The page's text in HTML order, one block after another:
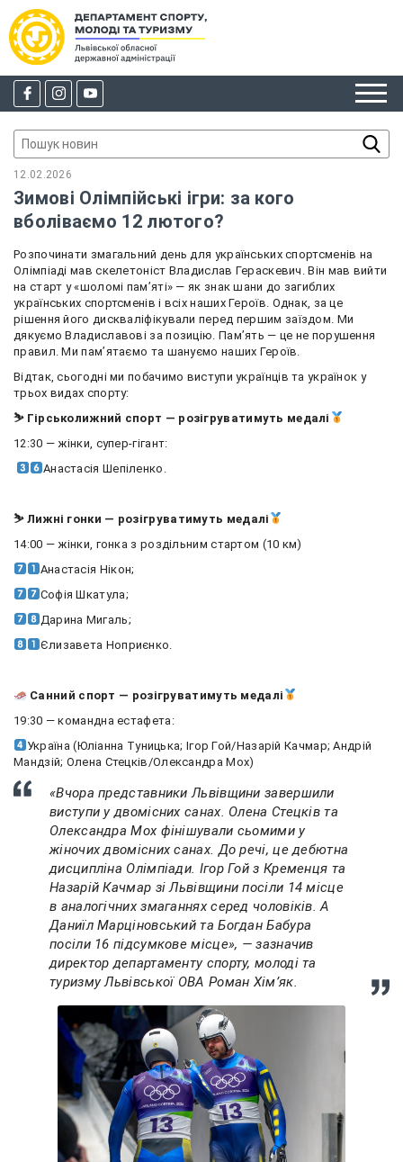
12.02.2026
Зимові Олімпійські ігри: за кого
вболіваємо 12 лютого?
Розпочинати змагальний день для українських спортсменів на
Олімпіаді мав скелетоніст Владислав Гераскевич. Він мав вийти
на старт у «шоломі пам’яті» — як знак шани до загиблих
українських спортсменів і всіх наших Героїв. Однак, за це
рішення його дискваліфікували перед першим заїздом. Ми
дякуємо Владиславові за позицію. Пам’ять — це не порушення
правил. Ми памʼятаємо та шануємо наших Героїв.
Відтак, сьогодні ми побачимо виступи українців та українок у
трьох видах спорту:
⛷ Гірськолижний спорт — розігруватимуть медалі
12:30 — жінки, супер-гігант:
Анастасія Шепіленко.
⛷ Лижні гонки — розігруватимуть медалі
14:00 — жінки, гонка з роздільним стартом (10 км)
Анастасія Нікон;
Софія Шкатула;
Дарина Мигаль;
Єлизавета Ноприєнко.
Санний спорт — розігруватимуть медалі
19:30 — командна естафета:
Україна (Юліанна Туницька; Ігор Гой/Назарій Качмар; Андрій
Мандзій; Олена Стецків/Олександра Мох)
«Вчора представники Львівщини завершили
виступи у двомісних санах. Олена Стецків та
Олександра Мох фінішували сьомими у
жіночих двомісних санах. До речі, це дебютна
дисципліна Олімпіади. Ігор Гой з Кременця та
Назарій Качмар зі Львівщини посіли 14 місце
в аналогічних змаганнях серед чоловіків. А
Даниїл Марціновський та Богдан Бабура
посіли 16 підсумкове місце», — зазначив
директор департаменту спорту, молоді та
туризму Львівської ОВА Роман Хімʼяк.